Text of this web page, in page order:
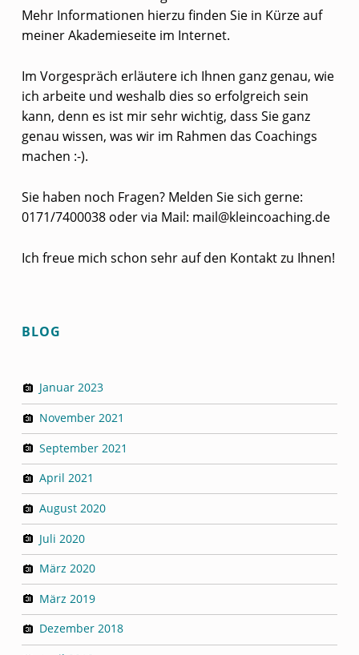
Mehr Informationen hierzu finden Sie in Kürze auf
meiner Akademieseite im Internet.
Im Vorgespräch erläutere ich Ihnen ganz genau, wie
ich arbeite und weshalb dies so erfolgreich sein
kann, denn es ist mir sehr wichtig, dass Sie ganz
genau wissen, was wir im Rahmen das Coachings
machen :-).
Sie haben noch Fragen? Melden Sie sich gerne:
0171/7400038 oder via Mail: mail@kleincoaching.de
Ich freue mich schon sehr auf den Kontakt zu Ihnen!
BLOG
Januar 2023
November 2021
September 2021
April 2021
August 2020
Juli 2020
März 2020
März 2019
Dezember 2018